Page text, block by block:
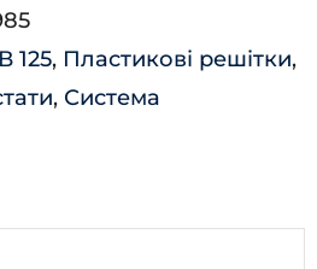
125, Пластикові решітки,
, Система